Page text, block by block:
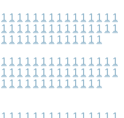
1 1 1 1 1 1 1 1 1 1 1 1 1 1 1
1 1 1 1 1 1 1 1 1 1 1 1 1 1 1
1 1 1 1 1 1 1 1 1 1 1 1 1
1 1 1 1 1 1 1 1 1 1 1 1 1 1 1
1 1 1 1 1 1 1 1 1 1 1 1 1 1 1
1 1 1 1 1 1 1 1 1 1 1 1 1